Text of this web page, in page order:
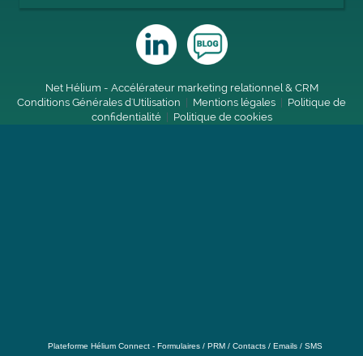
Net Hélium - Accélérateur marketing relationnel & CRM
Conditions Générales d'Utilisation
Mentions légales
Politique de
confidentialité| Politique de cookies
Plateforme Hélium Connect - Formulaires / PRM / Contacts / Emails / SMS